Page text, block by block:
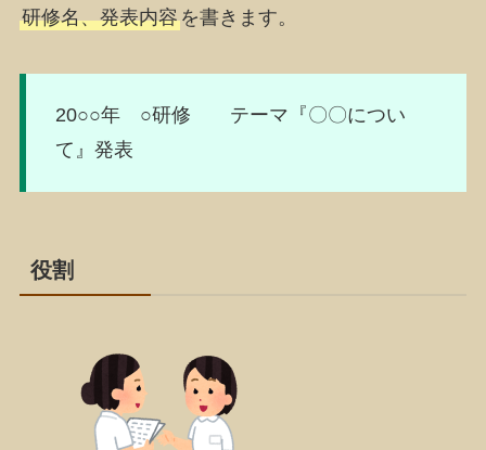
研修名、発表内容を書きます。
20○○年 ○研修 テーマ『〇〇につい
て』発表
役割